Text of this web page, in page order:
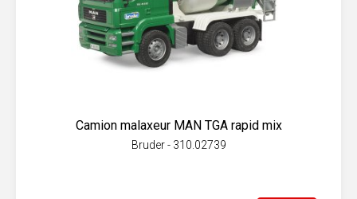
Camion malaxeur MAN TGA rapid mix
Bruder - 310.02739